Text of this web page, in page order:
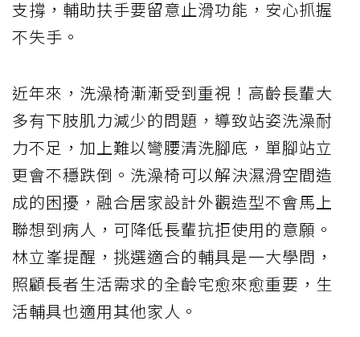
支撐，輔助扶手要留意止滑功能，安心抓握
不失手。
近年來，洗澡椅漸漸受到重視！高齡長輩大
多有下肢肌力減少的問題，導致站姿洗澡耐
力不足，加上難以彎腰清洗腳底，單腳站立
更會不穩跌倒。洗澡椅可以解決濕滑空間造
成的困擾，融合居家設計外觀造型不會馬上
聯想到病人，可降低長輩抗拒使用的意願。
林立峯提醒，挑選適合的輔具是一大學問，
照顧長者生活需求的全齡宅愈來愈重要，生
活輔具也適用其他家人。